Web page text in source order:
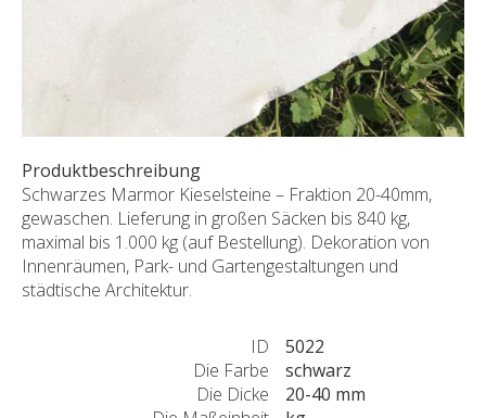
Produktbeschreibung
Schwarzes Marmor Kieselsteine – Fraktion 20-40mm,
gewaschen. Lieferung in großen Säcken bis 840 kg,
maximal bis 1.000 kg (auf Bestellung). Dekoration von
Innenräumen, Park- und Gartengestaltungen und
städtische Architektur.
ID
5022
Die Farbe
schwarz
Die Dicke
20-40 mm